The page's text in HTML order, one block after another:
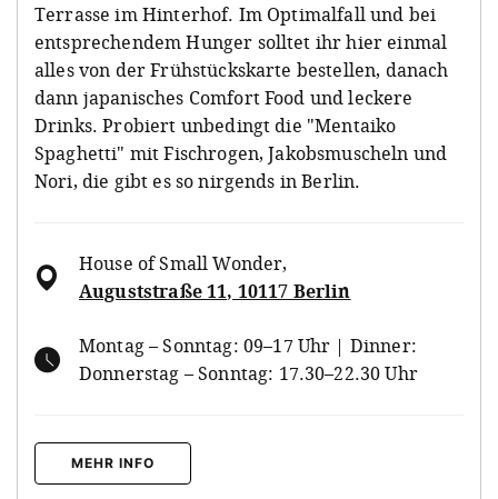
Terrasse im Hinterhof. Im Optimalfall und bei
entsprechendem Hunger solltet ihr hier einmal
alles von der Frühstückskarte bestellen, danach
dann japanisches Comfort Food und leckere
Drinks. Probiert unbedingt die "Mentaiko
Spaghetti" mit Fischrogen, Jakobsmuscheln und
Nori, die gibt es so nirgends in Berlin.
House of Small Wonder,
Auguststraße 11, 10117 Berlin
Montag – Sonntag: 09–17 Uhr | Dinner:
Donnerstag – Sonntag: 17.30–22.30 Uhr
MEHR INFO